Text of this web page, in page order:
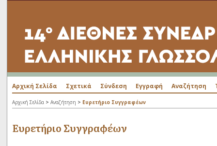
Αρχική Σελίδα Σχετικά Σύνδεση Εγγραφή Αναζήτηση
Αρχική Σελίδα > Αναζήτηση > Ευρετήριο Συγγραφέων
Ευρετήριο Συγγραφέων